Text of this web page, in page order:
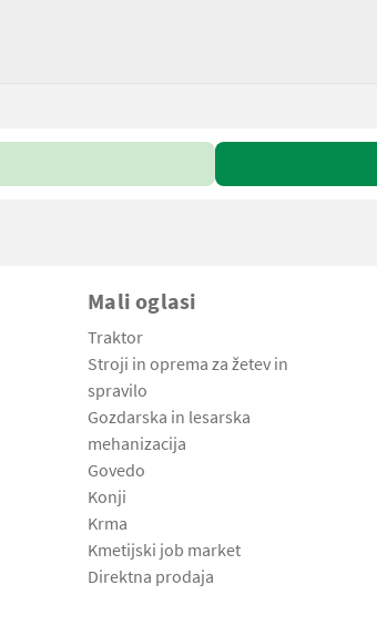
Mali oglasi
Traktor
Stroji in oprema za žetev in
spravilo
Gozdarska in lesarska
mehanizacija
Govedo
Konji
Krma
Kmetijski job market
Direktna prodaja